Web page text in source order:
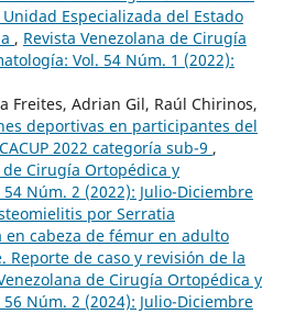
Especializada del Estado
, Revista Venezolana de Cirugía
Vol. 54 Núm. 1 (2022):
Freites, Adrian Gil, Raúl Chirinos,
deportivas en participantes del
2022 categoría sub-9 ,
de Cirugía Ortopédica y
Núm. 2 (2022): Julio-Diciembre
por Serratia
en cabeza de fémur en adulto
Reporte de caso y revisión de la
de Cirugía Ortopédica y
Núm. 2 (2024): Julio-Diciembre